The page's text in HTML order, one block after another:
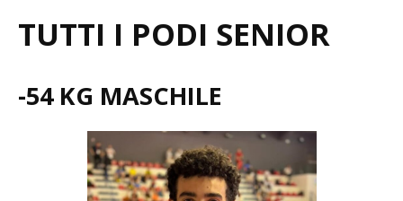
TUTTI I PODI SENIOR
-54 KG MASCHILE